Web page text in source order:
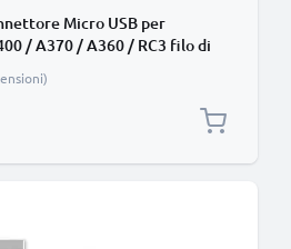
Micro USB per
/ A370 / A360 / RC3 filo di
1A in nero PVC, per